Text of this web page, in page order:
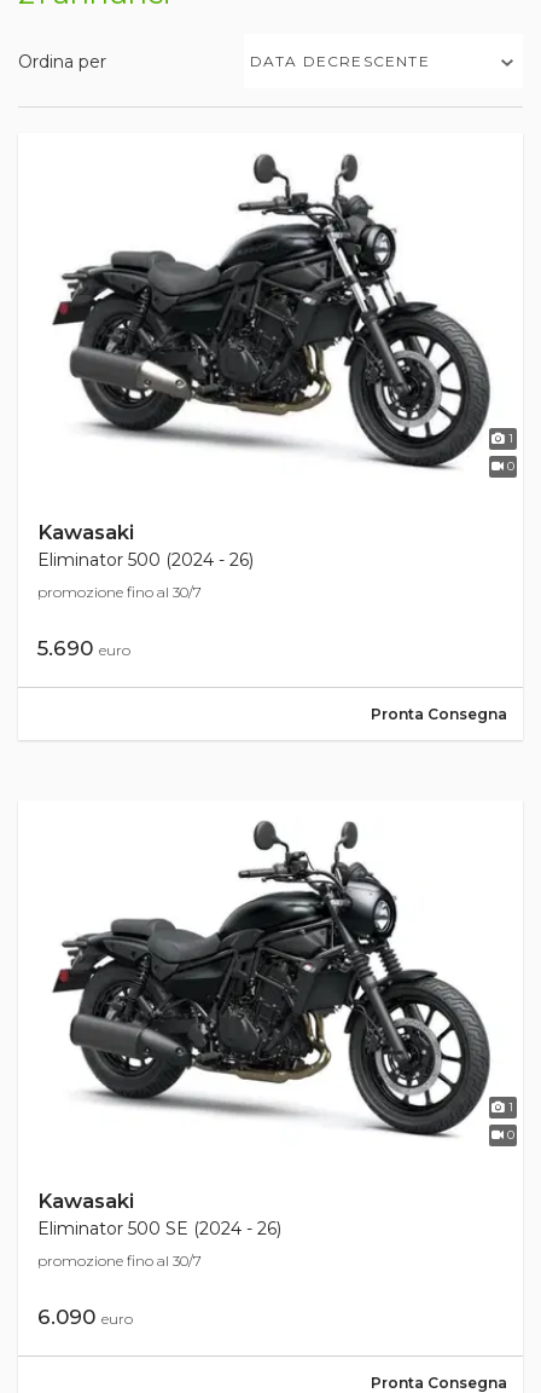
Ordina per DATA DECRESCENTE
1
0
Kawasaki
Eliminator 500 (2024 - 26)
promozione fino al 30/7
5.690 euro
Pronta Consegna
1
0
Kawasaki
Eliminator 500 SE (2024 - 26)
promozione fino al 30/7
6.090 euro
Pronta Consegna